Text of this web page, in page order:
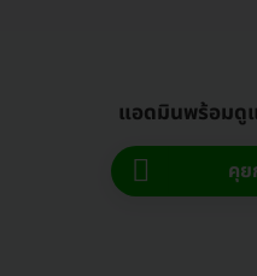
แอดมินพร้อมดู
คุ